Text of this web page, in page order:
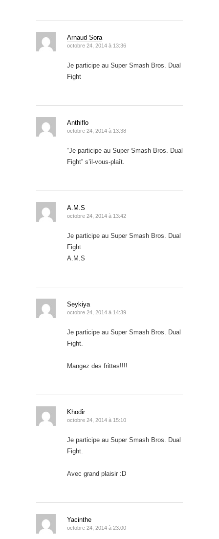
Arnaud Sora
octobre 24, 2014 à 13:36
Je participe au Super Smash Bros. Dual
Fight
Anthiflo
octobre 24, 2014 à 13:38
“Je participe au Super Smash Bros. Dual
Fight” s’il-vous-plaît.
A.M.S
octobre 24, 2014 à 13:42
Je participe au Super Smash Bros. Dual
Fight
A.M.S
Seykiya
octobre 24, 2014 à 14:39
Je participe au Super Smash Bros. Dual
Fight.
Mangez des frittes!!!!
Khodir
octobre 24, 2014 à 15:10
Je participe au Super Smash Bros. Dual
Fight.
Avec grand plaisir :D
Yacinthe
octobre 24, 2014 à 23:00